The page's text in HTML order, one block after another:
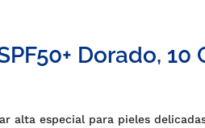
Dorado, 10
alta especial para pieles